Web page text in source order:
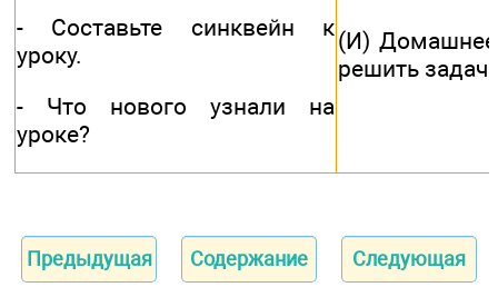
- Составьте синквейн к
уроку.
- Что нового узнали на
уроке?
(И) Домашнее
решить
Предыдущая Содержание Следующая